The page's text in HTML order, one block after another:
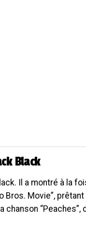
Black
Il a montré à la
Bros. Movie”,